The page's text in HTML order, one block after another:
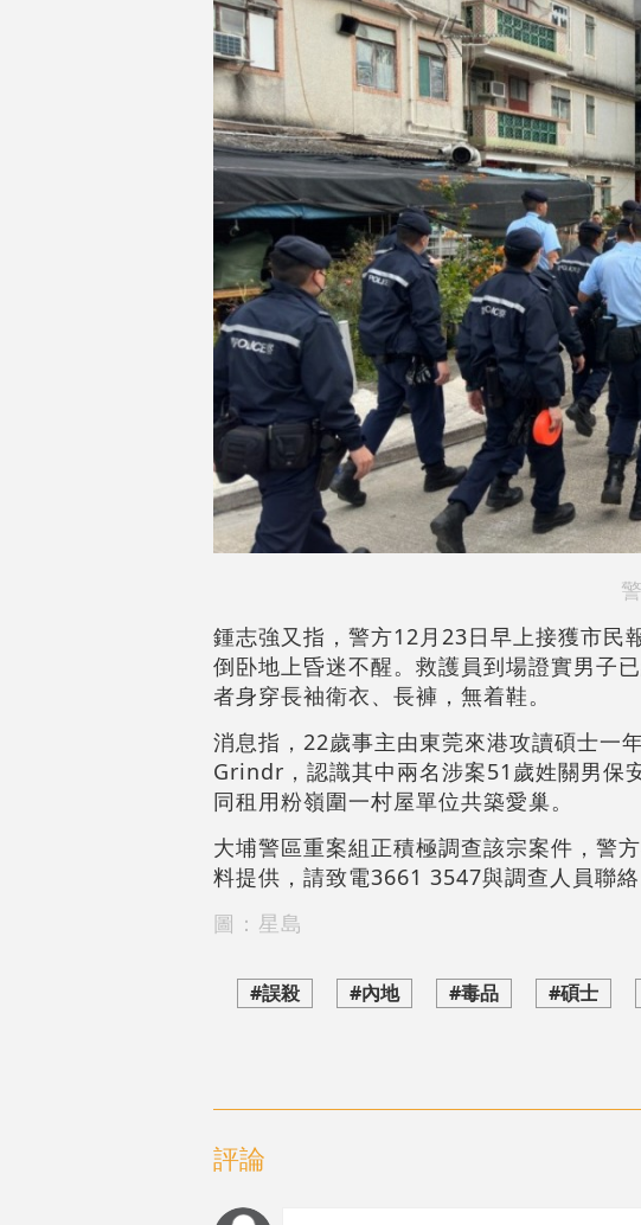
鍾志強又指，警方12月23日早上接獲市民
倒卧地上昏迷不醒。救護員到場證實男子
者身穿長袖衛衣、長褲，無着鞋。
消息指，22歲事主由東莞來港攻讀碩士一
Grindr，認識其中兩名涉案51歲姓關男保
同租用粉嶺圍一村屋單位共築愛巢。
大埔警區重案組正積極調查該宗案件，警
料提供，請致電3661 3547與調查人員聯絡
圖：星島
#誤殺 #內地 #毒品 #碩士
評論